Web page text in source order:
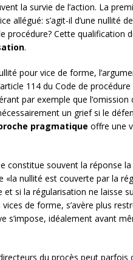
la survie de l’action. La
allégué: s’agit-il d’une nullité
procédure? Cette qualification
.
pour vice de forme,
114 du Code de
par exemple que
un grief si le
pragmatique offre une
constitue souvent la réponse la
«la nullité est couverte par la
et si la régularisation ne laisse
de forme, s’avère plus
s’impose, idéalement avant
du procès peut